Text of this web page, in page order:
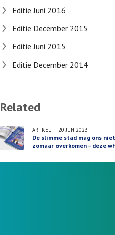
Editie Juni 2016
Editie December 2015
Editie Juni 2015
Editie December 2014
Related
ARTIKEL — 20 JUN 2023
De slimme stad mag ons niet
zomaar overkomen – deze